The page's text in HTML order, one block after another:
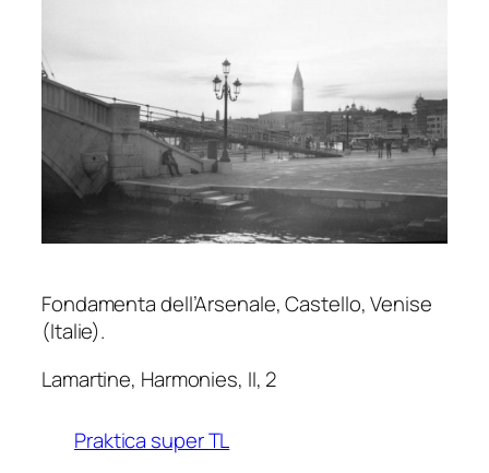
Fondamenta dell’Arsenale, Castello, Venise
(Italie).
Lamartine, Harmonies, II, 2
Praktica super TL